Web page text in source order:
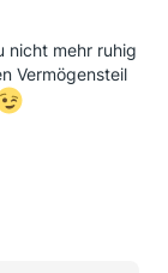
nicht mehr ruhig
Vermögensteil